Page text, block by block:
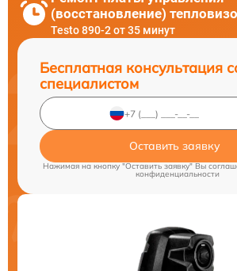
(восстановление)
Testo 890-2 от 35 минут
Бесплатная консультация
специалистом
Оставить заявку
Нажимая на кнопку "Оставить заявку" Вы
конфиденциальности